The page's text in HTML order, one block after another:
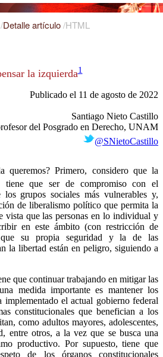
/Detalle artículo/HTML